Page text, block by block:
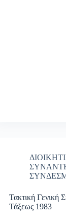
Τακτική Γενική
Τάξεως 1983